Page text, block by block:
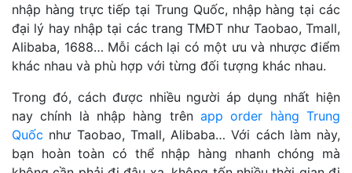
nhập hàng trực tiếp tại Trung Quốc, nhập hàng tại các
đại lý hay nhập tại các trang TMĐT như Taobao, Tmall,
Alibaba, 1688… Mỗi cách lại có một ưu và nhược điểm
khác nhau và phù hợp với từng đối tượng khác nhau.
Trong đó, cách được nhiều người áp dụng nhất hiện
nay chính là nhập hàng trên app order hàng Trung
Quốc như Taobao, Tmall, Alibaba… Với cách làm này,
bạn hoàn toàn có thể nhập hàng nhanh chóng mà